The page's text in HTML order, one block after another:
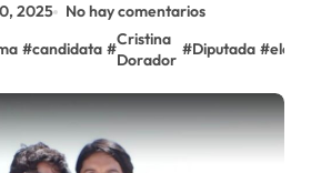
2025
No hay comentarios
#candidata #
Cristina
Dorador
#Diputada #